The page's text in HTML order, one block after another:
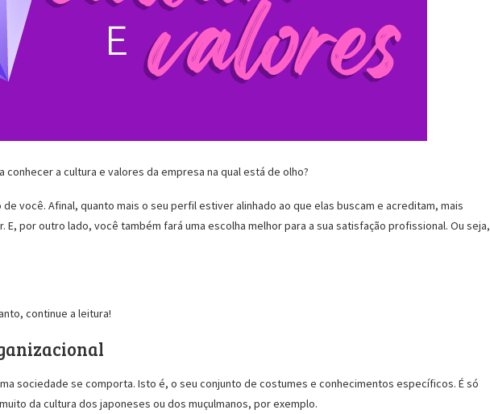
a cultura e valores da empresa na qual está de olho?
você. Afinal, quanto mais o seu perfil estiver alinhado ao que elas buscam e acreditam, mais
por outro lado, você também fará uma escolha melhor para a sua satisfação profissional. Ou seja,
continue a leitura!
sociedade se comporta. Isto é, o seu conjunto de costumes e conhecimentos específicos. É só
da cultura dos japoneses ou dos muçulmanos, por exemplo.